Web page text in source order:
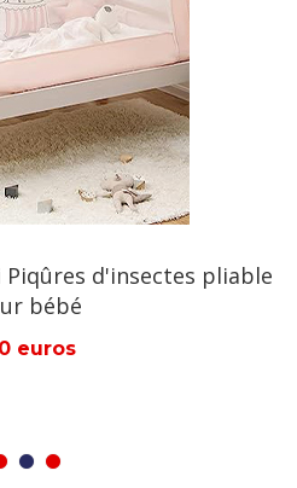
les enfants.
d'insectes pliable
bébé
euros